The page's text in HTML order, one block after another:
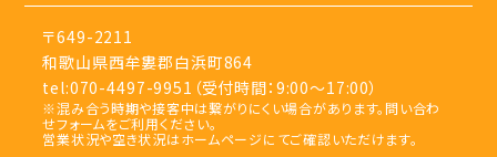
〒649-2211
和歌山県西牟婁郡白浜町864
tel:070-4497-9951 （受付時間：9:00〜17:00）
※混み合う時期や接客中は繋がりにくい場合があります。問い合わ
せフォームをご利用ください。
営業状況や空き状況はホームページにてご確認いただけます。